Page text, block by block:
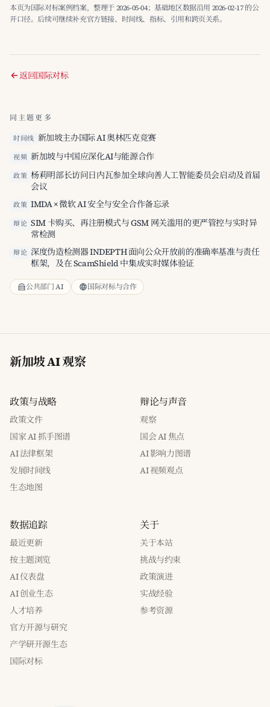
本页为国际对标案例档案，整理于 2026-05-04；基础地区数据沿用 2026-02-17 的公
开口径。后续可继续补充官方链接、时间线、指标、引用和跨页关系。
返回国际对标
同主题更多
时间线 新加坡主办国际 AI 奥林匹克竞赛
视频 新加坡与中国应深化AI与能源合作
政策 杨莉明部长访问日内瓦参加全球向善人工智能委员会启动及首届
会议
政策 IMDA × 微软 AI 安全与安全合作备忘录
辩论 SIM 卡购买、再注册模式与 GSM 网关滥用的更严管控与实时异
常检测
辩论 深度伪造检测器 INDEPTH 面向公众开放前的准确率基准与责任
框架，及在 ScamShield 中集成实时媒体验证
公共部门 AI 国际对标与合作
新加坡 AI 观察
政策与战略
政策文件
国家 AI 抓手图谱
AI 法律框架
发展时间线
生态地图
辩论与声音
观察
国会 AI 焦点
AI 影响力图谱
AI 视频观点
数据追踪
最近更新
按主题浏览
AI 仪表盘
AI 创业生态
人才培养
官方开源与研究
产学研开源生态
国际对标
关于
关于本站
挑战与约束
政策演进
实战经验
参考资源